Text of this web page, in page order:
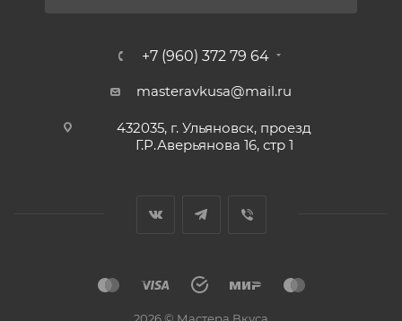
+7 (960) 372 79 64
masteravkusa@mail.ru
432035, г. Ульяновск, проезд
Г.Р.Аверьянова 16, стр 1
2026 © Мастера Вкуса